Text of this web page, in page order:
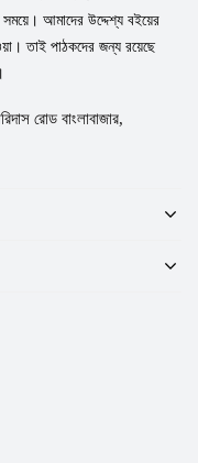
আমাদের উদ্দেশ্য বইয়ের
তাই পাঠকদের জন্য রয়েছে
রোড বাংলাবাজার,